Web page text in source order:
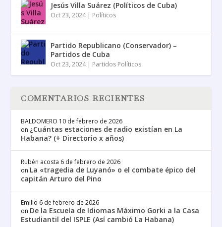
Jesús Villa Suárez (Políticos de Cuba)
Oct 23, 2024| Políticos
Partido Republicano (Conservador) –
Partidos de Cuba
Oct 23, 2024| Partidos Políticos
COMENTARIOS RECIENTES
BALDOMERO 10 de febrero de 2026
on ¿Cuántas estaciones de radio existían en La
Habana? (+ Directorio x años)
Rubén acosta 6 de febrero de 2026
on La «tragedia de Luyanó» o el combate épico del
capitán Arturo del Pino
Emilio 6 de febrero de 2026
on De la Escuela de Idiomas Máximo Gorki a la Casa
Estudiantil del ISPLE (Así cambió La Habana)